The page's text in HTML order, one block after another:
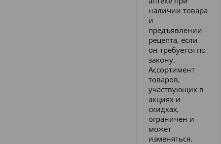
наличии товара
и
предъявлении
рецепта, если
он требуется по
закону.
Ассортимент
товаров,
участвующих в
акциях и
скидках,
ограничен и
может
изменяться.